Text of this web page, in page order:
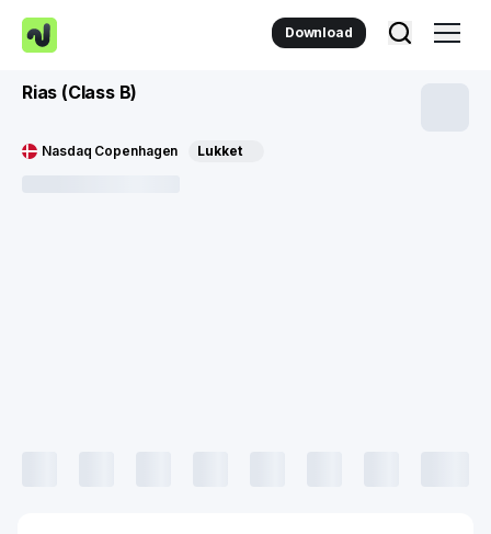
Download
Rias (Class B)
Nasdaq Copenhagen Lukket